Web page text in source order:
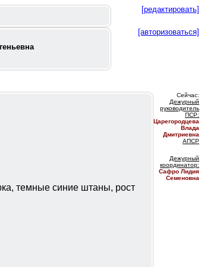
[редактировать]
[авторизоваться]
темные синие штаны, рост
Сейчас:
Дежурный
руководитель
ПСР:
Царегородцева
Влада
Дмитриевна
АПСР
Дежурный
координатор:
Сафро Лидия
Семеновна